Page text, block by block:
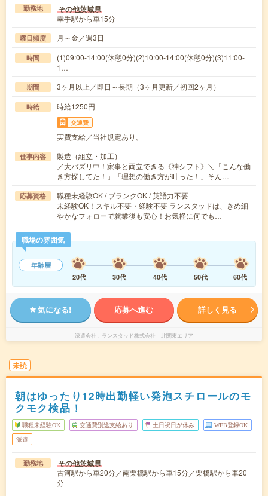
勤務地 その他茨城県
幸手駅から車15分
曜日頻度 月～金／週3日
時間
(1)09:00-14:00(休憩0分)(2)10:00-14:00(休憩0分)(3)11:00-
1…
期間 3ヶ月以上／即日～長期（3ヶ月更新／初回2ヶ月）
時給 時給1250円
交通費
実費支給／当社規定あり。
仕事内容
製造（組立・加工）
／大バズリ中！家事と両立できる《神シフト》＼「こんな働
き方探してた！」「理想の働き方が叶った！」そん…
応募資格
職種未経験OK / ブランクOK / 英語力不要
未経験OK！スキル不要・経験不要 ランスタッドは、きめ細
やかなフォローで就業後も安心！お気軽に何でも…
職場の雰囲気
年齢層
20代
30代 40代 50代 60代
気になる! 応募へ進む 詳しく見る
派遣会社 ランスタッド株式会社 北関東エリア
未読
朝はゆったり12時出勤軽い発泡スチロールのモ
クモク検品！
職種未経験OK 交通費別途支給あり 土日祝日が休み WEB登録OK
派遣
勤務地 その他茨城県
古河駅から車20分／南栗橋駅から車15分／栗橋駅から車20
分